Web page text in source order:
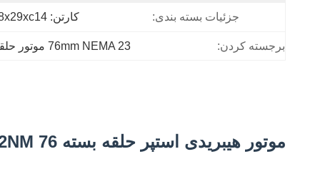
جزئیات بسته بندی: کارتن: 38x29xc14 متر
برجسته کردن: 76mm NEMA 23 موتور حلقه بسته
موتور هیبریدی استپر حلقه بسته 2NM 76 میلی‌متری NEMA 23 با رزولوشن 2500ppr